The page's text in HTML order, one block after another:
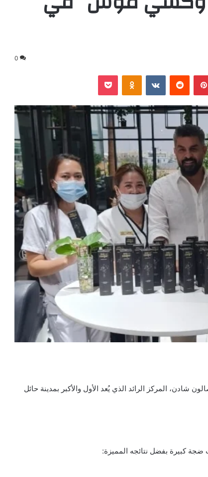
0
بينتيريست ‏Reddit
‏VKontakte
Odnoklassniki
‫Pocket
المركز الرائد الذي يُعد الأول والأكبر بمدينة حائل
كبيرة بفضل نتائجه المميزة: